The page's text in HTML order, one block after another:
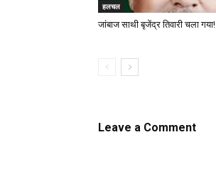
हलचल
जांबाज साथी बृजेंद्र तिवारी चला गया!
Leave a Comment